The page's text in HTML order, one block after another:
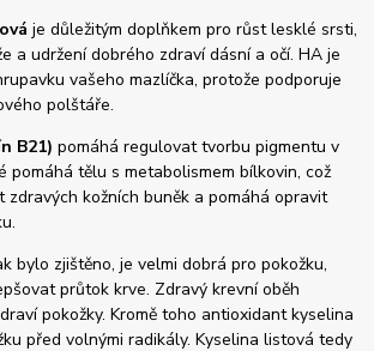
je důležitým doplňkem pro růst lesklé srsti,
a udržení dobrého zdraví dásní a očí. HA je
vašeho mazlíčka, protože podporuje
polštáře.
B21) pomáhá regulovat tvorbu pigmentu v
pomáhá tělu s metabolismem bílkovin, což
zdravých kožních buněk a pomáhá opravit
bylo zjištěno, je velmi dobrá pro pokožku,
průtok krve. Zdravý krevní oběh
pokožky. Kromě toho antioxidant kyselina
před volnými radikály. Kyselina listová tedy